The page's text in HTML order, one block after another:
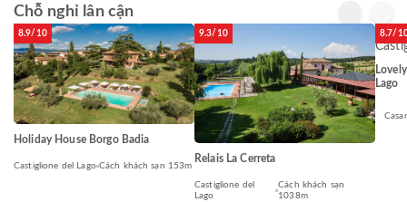
Chỗ nghỉ lân cận
8.9/10
Holiday House Borgo Badia
Castiglione del Lago Cách khách sạn 153m
9.3/10
Relais La Cerreta
Castiglione del
Lago
Cách khách sạn
1038m
8.7/
Lago